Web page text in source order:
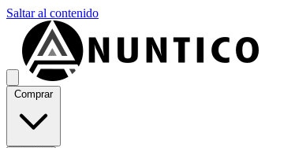
Saltar al contenido
Comprar